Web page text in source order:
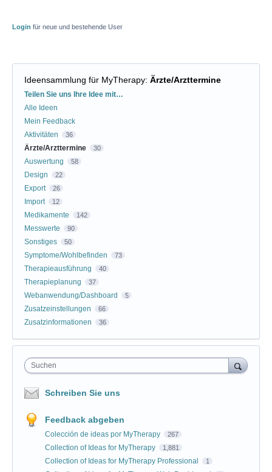
Login für neue und bestehende User
Ideensammlung für MyTherapy: Ärzte/Arzttermine
Kategorien
Teilen Sie uns Ihre Idee mit…
Alle Ideen
Mein Feedback
Aktivitäten
36
Ärzte/Arzttermine 30
Auswertung 58
Design 22
Export 26
Import 12
Medikamente 142
Messwerte 90
Sonstiges 50
Symptome/Wohlbefinden 73
Therapieausführung 40
Therapieplanung 37
Webanwendung/Dashboard 5
Zusatzeinstellungen 66
Zusatzinformationen 36
Suchen
Schreiben Sie uns
Feedback abgeben
Colección de ideas por MyTherapy 267
Collection of Ideas for MyTherapy 1,881
Collection of Ideas for MyTherapy Professional 1